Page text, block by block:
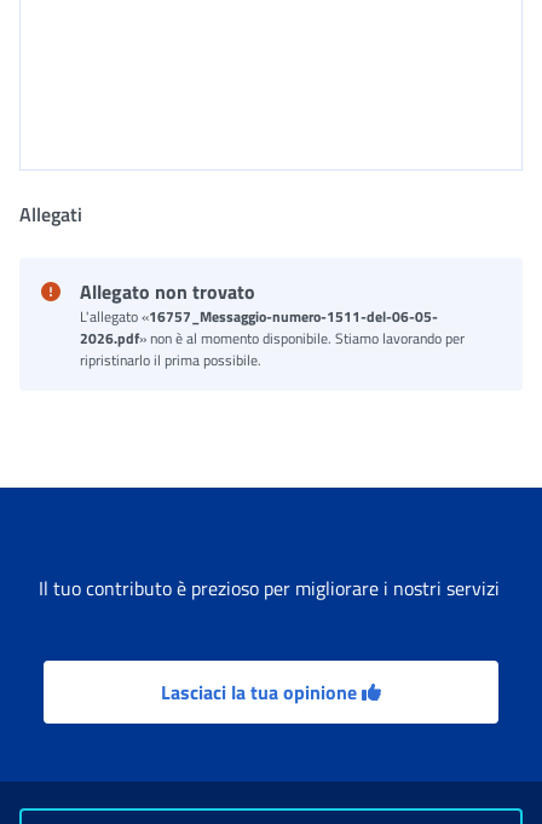
Allegati
Allegato non trovato
L'allegato «16757_Messaggio-numero-1511-del-06-05-
2026.pdf» non è al momento disponibile. Stiamo lavorando per
ripristinarlo il prima possibile.
Il tuo contributo è prezioso per migliorare i nostri servizi
Lasciaci la tua opinione